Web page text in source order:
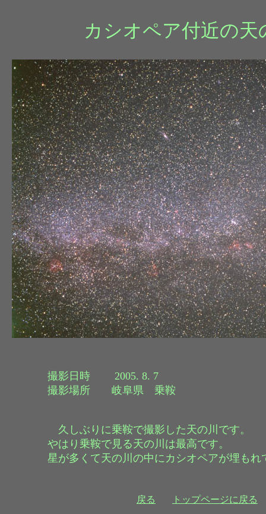
カシオペア付近の天
撮影日時 2005. 8. 7
撮影場所 岐阜県 乗鞍
トップページに戻る
久しぶりに乗鞍で撮影した天の川です。
やはり乗鞍で見る天の川は最高です。
星が多くて天の川の中にカシオペアが埋もれ
戻る